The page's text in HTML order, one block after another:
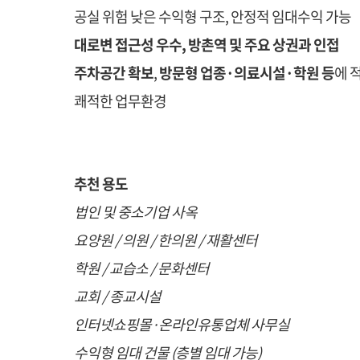
공실 위험 낮은 수익형 구조, 안정적 임대수익 가능
대로변 접근성 우수, 방촌역 및 주요 상권과 인접
주차공간 확보,방문형 업종·의료시설·학원 등에
쾌적한 업무환경
추천 용도
법인 및 중소기업 사옥
요양원 / 의원 / 한의원 / 재활센터
학원 / 교습소 / 문화센터
교회 / 종교시설
인터넷쇼핑몰·온라인유통업체 사무실
수익형 임대 건물 (층별 임대 가능)